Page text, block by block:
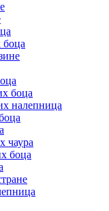
боца
боца
налепница
чаура
боца